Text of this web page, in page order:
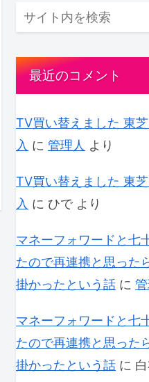
最近のコメント
TV買い替えました 東
入 に 管理人 より
TV買い替えました 東
入 に ひでより
マネーフォワードと七
たので再連携と思った
掛かったという話 に
マネーフォワードと七
たので再連携と思った
掛かったという話 に